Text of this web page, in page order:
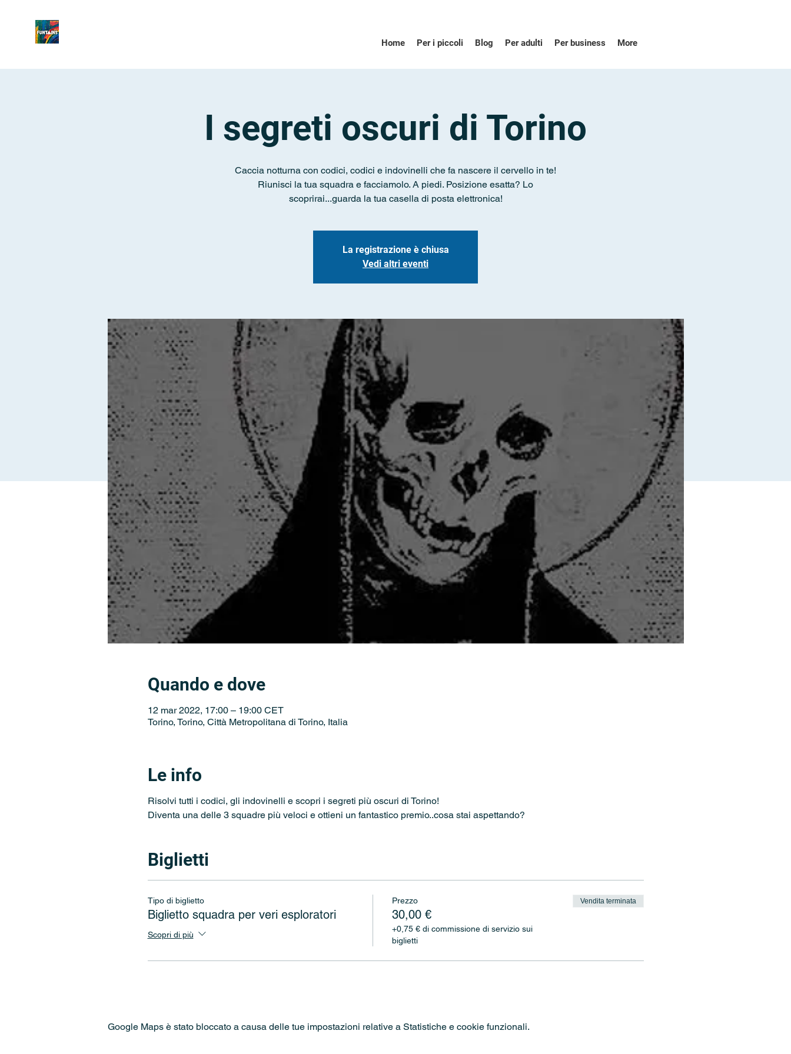
Home Per i piccoli Blog Per adulti Per business More
I segreti oscuri di Torino
Caccia notturna con codici, codici e indovinelli che fa nascere il cervello in te!
Riunisci la tua squadra e facciamolo. A piedi. Posizione esatta? Lo
scoprirai...guarda la tua casella di posta elettronica!
La registrazione è chiusa
Vedi altri eventi
Quando e dove
12 mar 2022, 17:00 – 19:00 CET
Torino, Torino, Città Metropolitana di Torino, Italia
Le info
Risolvi tutti i codici, gli indovinelli e scopri i segreti più oscuri di Torino!
Diventa una delle 3 squadre più veloci e ottieni un fantastico premio..cosa stai aspettando?
Biglietti
Tipo di biglietto
Biglietto squadra per veri esploratori
Scopri di più
Prezzo
30,00 €
+0,75 € di commissione di servizio sui
biglietti
Vendita terminata
Google Maps è stato bloccato a causa delle tue impostazioni relative a Statistiche e cookie funzionali.